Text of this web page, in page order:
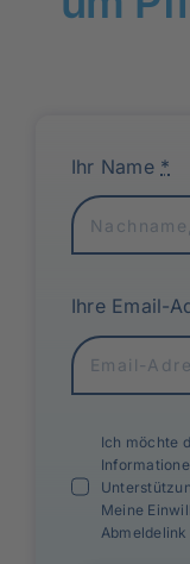
Ihr Name *
Ihre Email-
Ich möchte
Meine